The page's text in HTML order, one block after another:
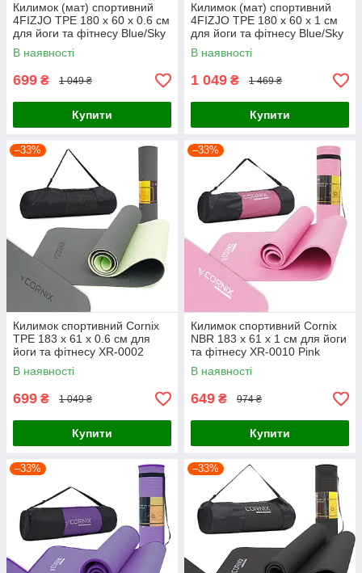
Килимок (мат) спортивний
4FIZJO TPE 180 x 60 x 0.6 см
для йоги та фітнесу Blue/Sky
Blue (P-5907739310132)
В наявності
699 ₴ 1 049 ₴
Купити
Килимок (мат) спортивний
4FIZJO TPE 180 x 60 x 1 см
для йоги та фітнесу Blue/Sky
Blue (P-5907739317094)
В наявності
1 049 ₴ 1 469 ₴
Купити
–33%
Килимок спортивний Cornix
TPE 183 x 61 x 0.6 см для
йоги та фітнесу XR-0002
Black/Green
В наявності
699 ₴ 1 049 ₴
Купити
–33%
Килимок спортивний Cornix
NBR 183 x 61 x 1 cм для йоги
та фітнесу XR-0010 Pink
В наявності
649 ₴ 974 ₴
Купити
–33% –33%